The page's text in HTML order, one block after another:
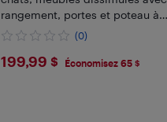
rangement, portes et poteau à
gratter
(0)
$199.99
199,99 $ Économisez 65 $